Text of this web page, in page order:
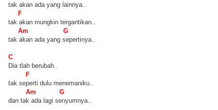
tak akan ada yang lainnya..
F
tak akan mungkin tergantikan..
Am G
tak akan ada yang sepertinya..
C
Dia tlah berubah..
F
tak seperti dulu menemaniku..
Am G
dan tak ada lagi senyumnya..